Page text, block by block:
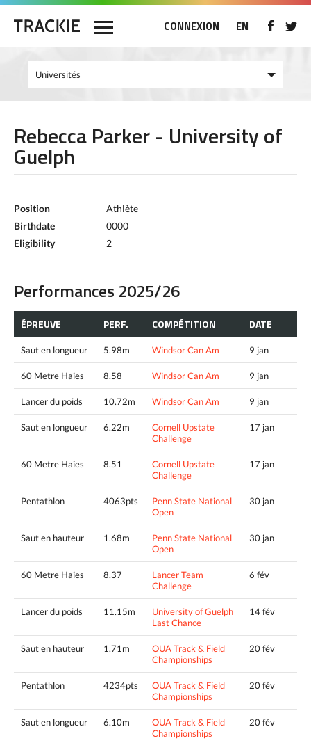
CONNEXION EN
Rebecca Parker - University of
Guelph
Position
Athlète
Birthdate
0000
Eligibility
2
Performances 2025/26
ÉPREUVE PERF. COMPÉTITION DATE
Saut en longueur 5.98m Windsor Can Am 9 jan
60 Metre Haies 8.58 Windsor Can Am 9 jan
Lancer du poids 10.72m Windsor Can Am 9 jan
Saut en longueur 6.22m
Cornell Upstate
Challenge
17 jan
60 Metre Haies 8.51
Cornell Upstate
Challenge
17 jan
Pentathlon 4063pts
Penn State National
Open
30 jan
Saut en hauteur 1.68m
Penn State National
Open
30 jan
60 Metre Haies 8.37
Lancer Team
Challenge
6 fév
Lancer du poids 11.15m
University of Guelph
Last Chance
14 fév
Saut en hauteur 1.71m
OUA Track & Field
Championships
20 fév
Pentathlon 4234pts
OUA Track & Field
Championships
20 fév
Saut en longueur 6.10m
OUA Track & Field
Championships
20 fév